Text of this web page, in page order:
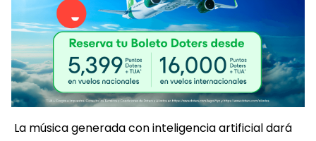
La música generada con inteligencia artificial dará